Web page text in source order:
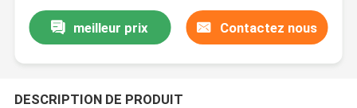
meilleur prix Contactez nous
DESCRIPTION DE PRODUIT